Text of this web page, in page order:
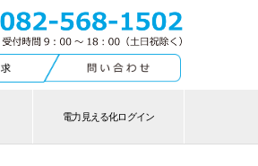
電力見える化ログイン